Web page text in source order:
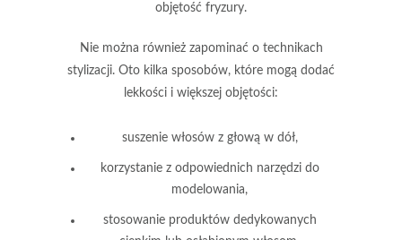
objętość fryzury.
Nie można również zapominać o technikach
stylizacji. Oto kilka sposobów, które mogą dodać
lekkości i większej objętości:
suszenie włosów z głową w dół,
korzystanie z odpowiednich narzędzi do
modelowania,
stosowanie produktów dedykowanych